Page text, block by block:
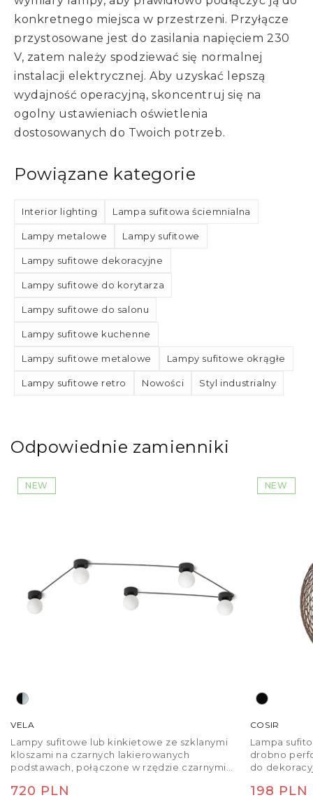
konkretnego miejsca w przestrzeni. Przyłącze
przystosowane jest do zasilania napięciem 230
V, zatem należy spodziewać się normalnej
instalacji elektrycznej. Aby uzyskać lepszą
wydajność operacyjną, skoncentruj się na
ogolny ustawieniach oświetlenia
dostosowanych do Twoich potrzeb.
Powiązane kategorie
Interior lighting Lampa sufitowa ściemnialna
Lampy metalowe Lampy sufitowe
Lampy sufitowe dekoracyjne
Lampy sufitowe do korytarza
Lampy sufitowe do salonu
Lampy sufitowe kuchenne
Lampy sufitowe metalowe Lampy sufitowe okrągłe
Lampy sufitowe retro Nowości Styl industrialny
Odpowiednie zamienniki
NEW
VELA
Lampy sufitowe lub kinkietowe ze szklanymi
kloszami na czarnych lakierowanych
podstawach, połączone w rzędzie czarnymi
własnej wyobraźni. Przystosowana do źródeł
Cena regularna
720 PLN
NEW
COSIR
Lampa
drobno
do
Cena
198 PLN